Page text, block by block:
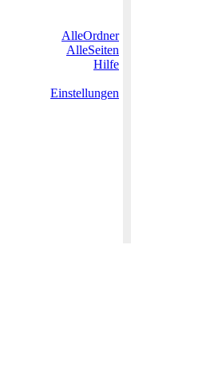
AlleOrdner
AlleSeiten
Hilfe
Einstellungen